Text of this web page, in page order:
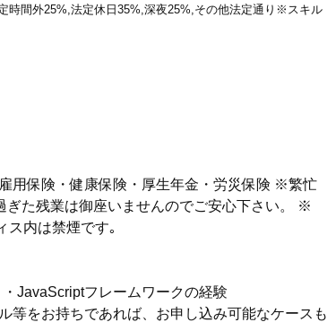
間外25%,法定休日35%,深夜25%,その他法定通り※スキル
用保険・健康保険・厚生年金・労災保険 ※繁忙
ぎた残業は御座いませんのでご安心下さい。 ※
ス内は禁煙です｡
JavaScriptフレームワークの経験
等をお持ちであれば、お申し込み可能なケースも